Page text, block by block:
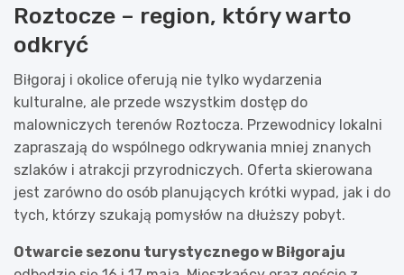
Roztocze – region, który warto
odkryć
Biłgoraj i okolice oferują nie tylko wydarzenia
kulturalne, ale przede wszystkim dostęp do
malowniczych terenów Roztocza. Przewodnicy lokalni
zapraszają do wspólnego odkrywania mniej znanych
szlaków i atrakcji przyrodniczych. Oferta skierowana
jest zarówno do osób planujących krótki wypad, jak i do
tych, którzy szukają pomysłów na dłuższy pobyt.
Otwarcie sezonu turystycznego w Biłgoraju